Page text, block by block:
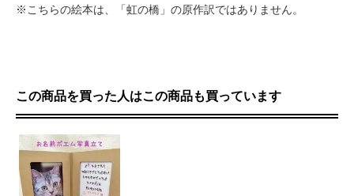
※こちらの絵本は、「虹の橋」の原作訳ではありません。
この商品を買った人はこの商品も買っています